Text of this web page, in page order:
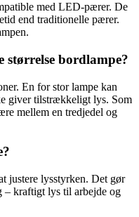
med LED-pærer. De
end traditionelle pærer.
bordlampe?
En for stor lampe kan
giver tilstrækkeligt lys. Som
mellem en tredjedel og
justere lysstyrken. Det gør
– kraftigt lys til arbejde og